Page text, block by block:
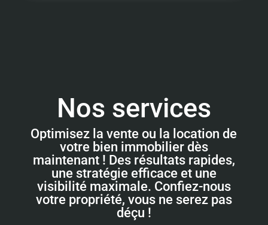
Nos services
Optimisez la vente ou la location de
votre bien immobilier dès
maintenant ! Des résultats rapides,
une stratégie efficace et une
visibilité maximale. Confiez-nous
votre propriété, vous ne serez pas
déçu !